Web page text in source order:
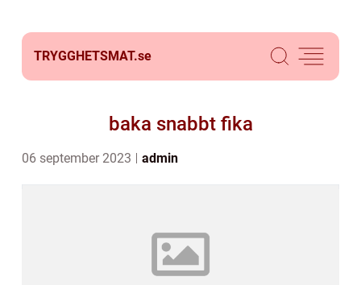
TRYGGHETSMAT.se
baka snabbt fika
06 september 2023 admin